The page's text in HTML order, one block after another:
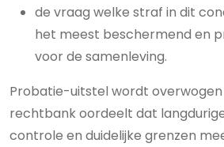
de vraag welke straf in dit
het meest beschermend en
voor de samenleving.
Probatie-uitstel wordt
rechtbank oordeelt dat
controle en duidelijke grenzen